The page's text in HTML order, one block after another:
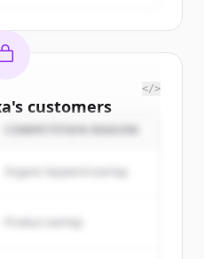
's customers
view allcustomers
trial credits to
</>
COMPETITION REASON
Organic keyword overlap